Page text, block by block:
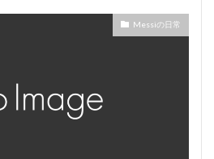
Messiの日常